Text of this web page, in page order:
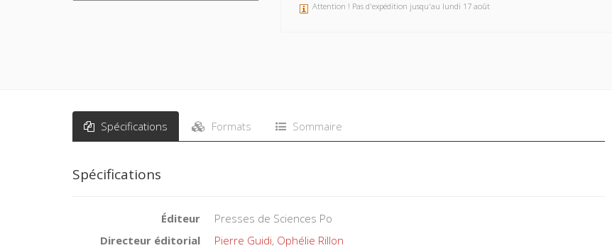
Attention ! Pas d'expédition jusqu'au lundi 17 août
Spécifications Formats Sommaire
Spécifications
Éditeur
Presses de Sciences Po
Directeur éditorial
Pierre Guidi, Ophélie Rillon